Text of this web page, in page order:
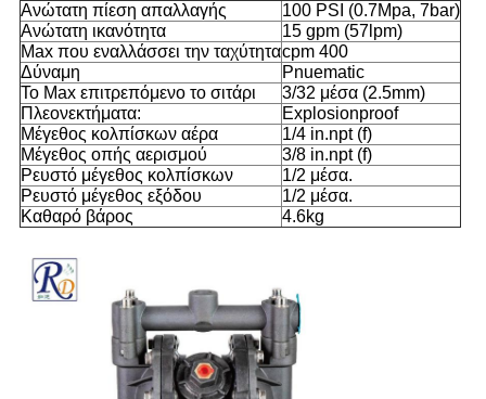
Ανώτατη πίεση απαλλαγής
100 PSI (0.7Mpa, 7bar)
Ανώτατη ικανότητα
15 gpm (57lpm)
Max που εναλλάσσει την ταχύτηταcpm 400
Δύναμη
Pnuematic
Το Max επιτρεπόμενο το σιτάρι
3/32 μέσα (2.5mm)
Πλεονεκτήματα:
Explosionproof
Μέγεθος κολπίσκων αέρα
1/4 in.npt (f)
Μέγεθος οπής αερισμού
3/8 in.npt (f)
Ρευστό μέγεθος κολπίσκων
1/2 μέσα.
Ρευστό μέγεθος εξόδου
1/2 μέσα.
Καθαρό βάρος
4.6kg